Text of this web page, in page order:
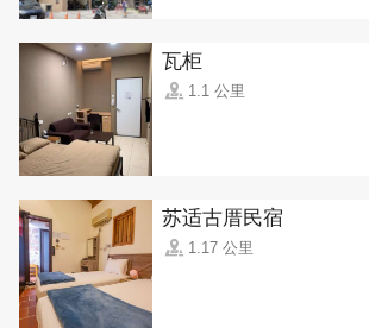
瓦柜
1.1 公里
苏适古厝民宿
1.17 公里